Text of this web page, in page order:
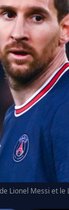
Lionel Messi et